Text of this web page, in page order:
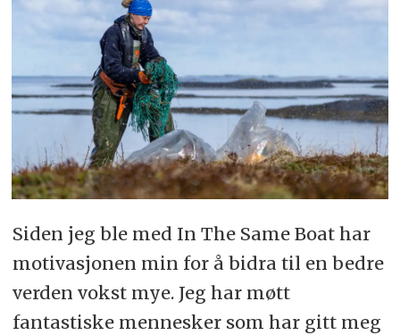
Siden jeg ble med In The Same Boat har
motivasjonen min for å bidra til en bedre
verden vokst mye. Jeg har møtt
fantastiske mennesker som har gitt meg